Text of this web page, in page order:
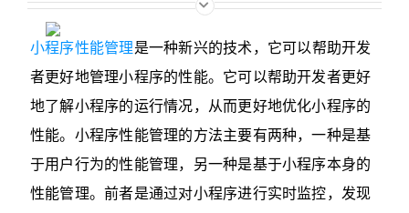
博客
搜
索：
小程序性能管理是一种新兴的技术，它可以帮助开发
者更好地管理小程序的性能。它可以帮助开发者更好
地了解小程序的运行情况，从而更好地优化小程序的
性能。小程序性能管理的方法主要有两种，一种是基
于用户行为的性能管理，另一种是基于小程序本身的
性能管理。前者是通过对小程序进行实时监控，发现